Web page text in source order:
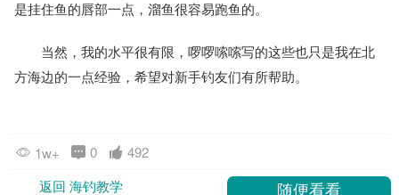
是挂住鱼的唇部一点，溜鱼很容易跑鱼的。
当然，我的水平很有限，啰啰嗦嗦写的这些也只是我在北
方海边的一点经验，希望对新手钓友们有所帮助。
1w+ 0
492
返回 海钓教学